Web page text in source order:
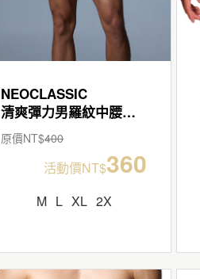
NEOCLASSIC
清爽彈力男羅紋中腰三角褲
原價NT$400
活動價NT$360
M L XL 2X